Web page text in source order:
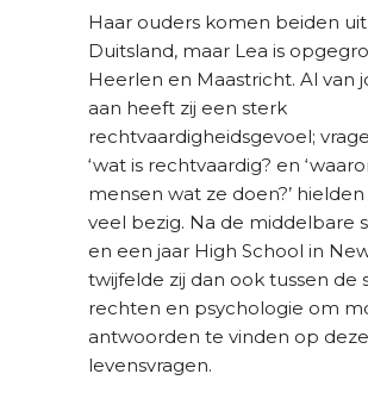
Haar ouders komen beiden uit
Duitsland, maar Lea is
Heerlen en Maastricht. Al van
aan heeft zij een sterk
rechtvaardigheidsgevoel;
‘wat is rechtvaardig? en
mensen wat ze doen?’
veel bezig. Na de middelbare
en een jaar High School in
twijfelde zij dan ook tussen de
rechten en psychologie om
antwoorden te vinden op deze
levensvragen.